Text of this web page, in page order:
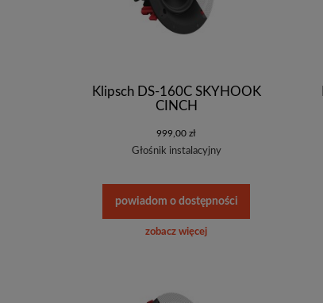
Klipsch DS-160C SKYHOOK
CINCH
999,00 zł
Głośnik instalacyjny
powiadom o dostępności
zobacz więcej